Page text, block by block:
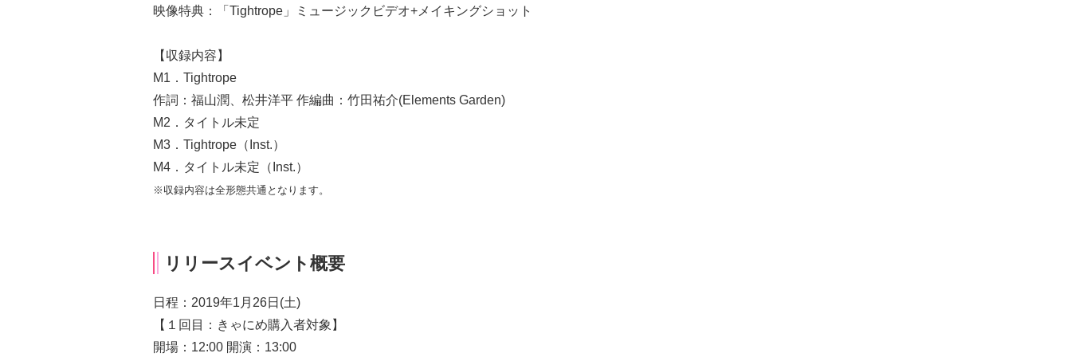
映像特典：「Tightrope」ミュージックビデオ+メイキングショット
【収録内容】
M1．Tightrope
作詞：福山潤、松井洋平 作編曲：竹田祐介(Elements Garden)
M2．タイトル未定
M3．Tightrope（Inst.）
M4．タイトル未定（Inst.）
※収録内容は全形態共通となります。
リリースイベント概要
日程：2019年1月26日(土)
【１回目：きゃにめ購入者対象】
開場：12:00 開演：13:00